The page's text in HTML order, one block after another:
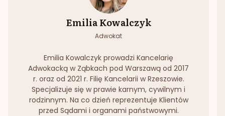
Emilia Kowalczyk
Adwokat
Emilia Kowalczyk prowadzi Kancelarię
Adwokacką w Ząbkach pod Warszawą od 2017
r. oraz od 2021 r. Filię Kancelarii w Rzeszowie.
Specjalizuje się w prawie karnym, cywilnym i
rodzinnym. Na co dzień reprezentuje Klientów
przed Sądami i organami państwowymi.